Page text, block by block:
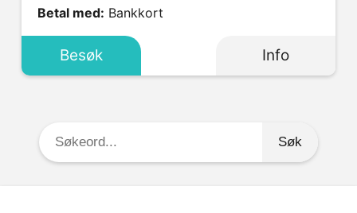
Betal med: Bankkort
Besøk Info
Søkeord: